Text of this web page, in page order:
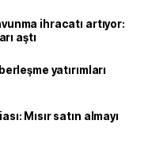
ihracatı artıyor:
aştı
yatırımları
Mısır satın almayı